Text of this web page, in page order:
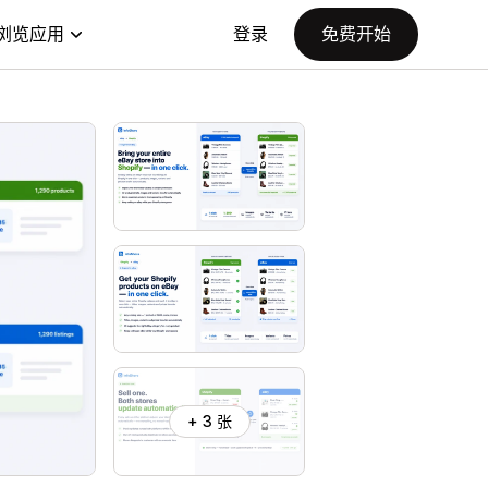
览应用 登录 免费开始
+ 3 张